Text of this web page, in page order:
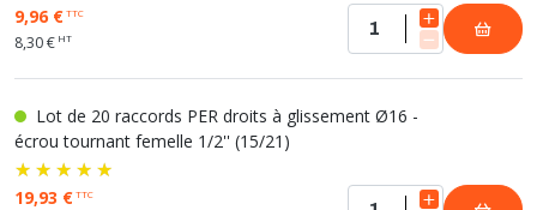
9,96 €TTC
8,30 € HT
Lot de 20 raccords PER droits à glissement Ø16 -
écrou tournant femelle 1/2'' (15/21)
19,93 €TTC